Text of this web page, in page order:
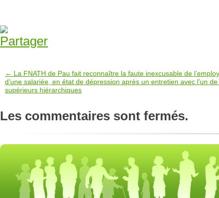
← La FNATH de Pau fait reconnaître la faute inexcusable de
d’une salariée, en état de dépression après un entretien avec l’un
supérieurs hiérarchiques
Les commentaires sont fermés.